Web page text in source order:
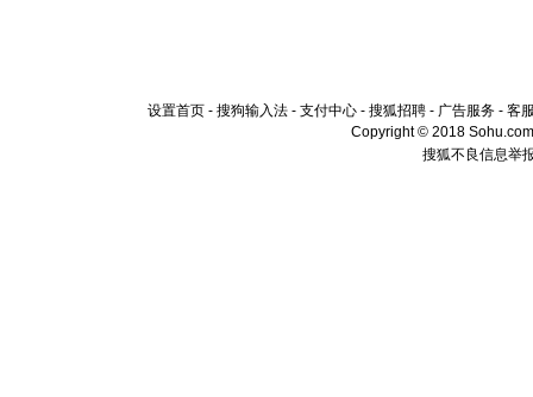
设置首页 - 搜狗输入法 - 支付中心 - 搜狐招聘 - 广告服务 - 客
Copyright © 2018
搜狐不良信息举